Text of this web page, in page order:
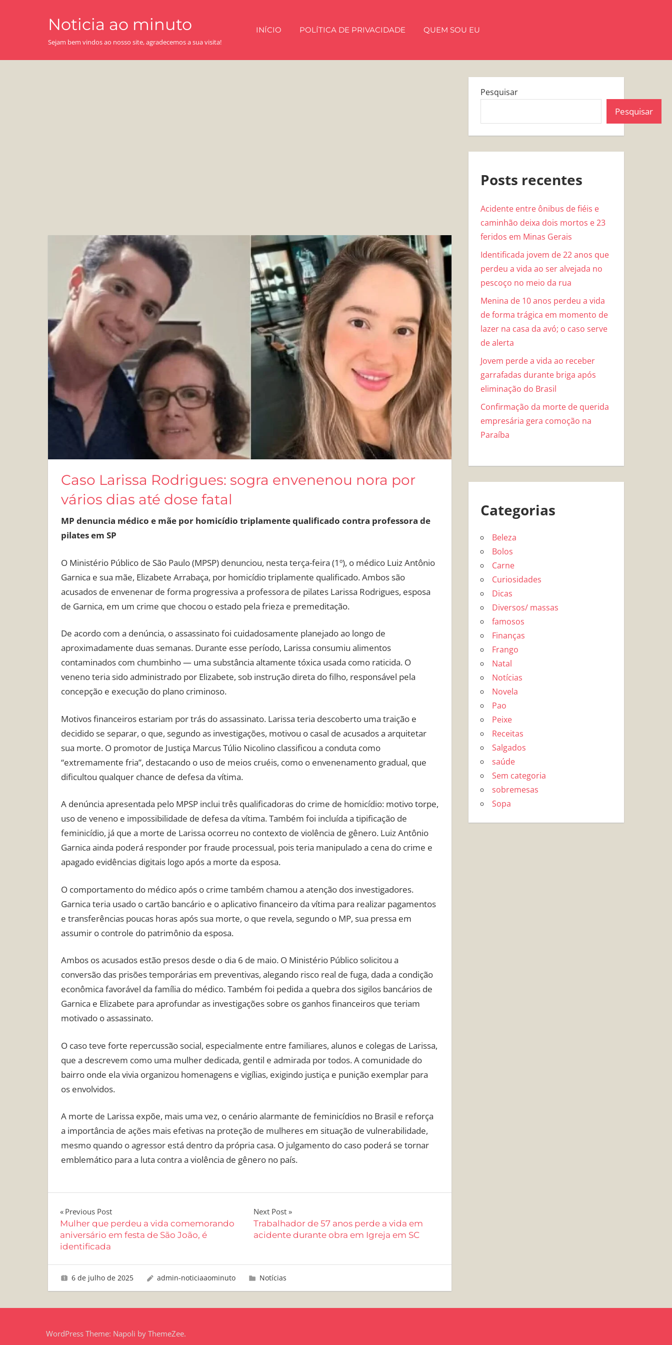
Noticia ao minuto
Sejam bem vindos ao nosso site, agradecemos a sua visita!
INÍCIO POLÍTICA DE PRIVACIDADE QUEM SOU EU
Caso Larissa Rodrigues: sogra envenenou nora por
vários dias até dose fatal
MP denuncia médico e mãe por homicídio triplamente qualificado contra professora de
pilates em SP
O Ministério Público de São Paulo (MPSP) denunciou, nesta terça-feira (1º), o médico Luiz Antônio
Garnica e sua mãe, Elizabete Arrabaça, por homicídio triplamente qualificado. Ambos são
acusados de envenenar de forma progressiva a professora de pilates Larissa Rodrigues, esposa
de Garnica, em um crime que chocou o estado pela frieza e premeditação.
De acordo com a denúncia, o assassinato foi cuidadosamente planejado ao longo de
aproximadamente duas semanas. Durante esse período, Larissa consumiu alimentos
contaminados com chumbinho — uma substância altamente tóxica usada como raticida. O
veneno teria sido administrado por Elizabete, sob instrução direta do filho, responsável pela
concepção e execução do plano criminoso.
Motivos financeiros estariam por trás do assassinato. Larissa teria descoberto uma traição e
decidido se separar, o que, segundo as investigações, motivou o casal de acusados a arquitetar
sua morte. O promotor de Justiça Marcus Túlio Nicolino classificou a conduta como
“extremamente fria”, destacando o uso de meios cruéis, como o envenenamento gradual, que
dificultou qualquer chance de defesa da vítima.
A denúncia apresentada pelo MPSP inclui três qualificadoras do crime de homicídio: motivo torpe,
uso de veneno e impossibilidade de defesa da vítima. Também foi incluída a tipificação de
feminicídio, já que a morte de Larissa ocorreu no contexto de violência de gênero. Luiz Antônio
Garnica ainda poderá responder por fraude processual, pois teria manipulado a cena do crime e
apagado evidências digitais logo após a morte da esposa.
O comportamento do médico após o crime também chamou a atenção dos investigadores.
Garnica teria usado o cartão bancário e o aplicativo financeiro da vítima para realizar pagamentos
e transferências poucas horas após sua morte, o que revela, segundo o MP, sua pressa em
assumir o controle do patrimônio da esposa.
Ambos os acusados estão presos desde o dia 6 de maio. O Ministério Público solicitou a
conversão das prisões temporárias em preventivas, alegando risco real de fuga, dada a condição
econômica favorável da família do médico. Também foi pedida a quebra dos sigilos bancários de
Garnica e Elizabete para aprofundar as investigações sobre os ganhos financeiros que teriam
motivado o assassinato.
O caso teve forte repercussão social, especialmente entre familiares, alunos e colegas de Larissa,
que a descrevem como uma mulher dedicada, gentil e admirada por todos. A comunidade do
bairro onde ela vivia organizou homenagens e vigílias, exigindo justiça e punição exemplar para
os envolvidos.
A morte de Larissa expõe, mais uma vez, o cenário alarmante de feminicídios no Brasil e reforça
a importância de ações mais efetivas na proteção de mulheres em situação de vulnerabilidade,
mesmo quando o agressor está dentro da própria casa. O julgamento do caso poderá se tornar
emblemático para a luta contra a violência de gênero no país.
Navegação
de
Post
Previous Post
Mulher que perdeu a vida comemorando
aniversário em festa de São João, é
identificada
Next Post
Trabalhador de 57 anos perde a vida em
acidente durante obra em Igreja em SC
6 de julho de 2025 admin-noticiaaominuto Notícias
Pesquisar
Pesquisar
Posts recentes
Acidente entre ônibus de fiéis e
caminhão deixa dois mortos e 23
feridos em Minas Gerais
Identificada jovem de 22 anos que
perdeu a vida ao ser alvejada no
pescoço no meio da rua
Menina de 10 anos perdeu a vida
de forma trágica em momento de
lazer na casa da avó; o caso serve
de alerta
Jovem perde a vida ao receber
garrafadas durante briga após
eliminação do Brasil
Confirmação da morte de querida
empresária gera comoção na
Paraíba
Categorias
Beleza
Bolos
Carne
Curiosidades
Dicas
Diversos/ massas
famosos
Finanças
Frango
Natal
Notícias
Novela
Pao
Peixe
Receitas
Salgados
saúde
Sem categoria
sobremesas
Sopa
WordPress Theme: Napoli by ThemeZee.